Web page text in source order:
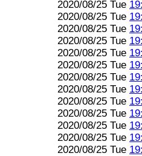
2020/08/25 Tue
2020/08/25 Tue
2020/08/25 Tue
2020/08/25 Tue
2020/08/25 Tue
2020/08/25 Tue
2020/08/25 Tue
2020/08/25 Tue
2020/08/25 Tue
2020/08/25 Tue
2020/08/25 Tue
2020/08/25 Tue
2020/08/25 Tue